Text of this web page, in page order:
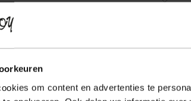
om content en advertenties te